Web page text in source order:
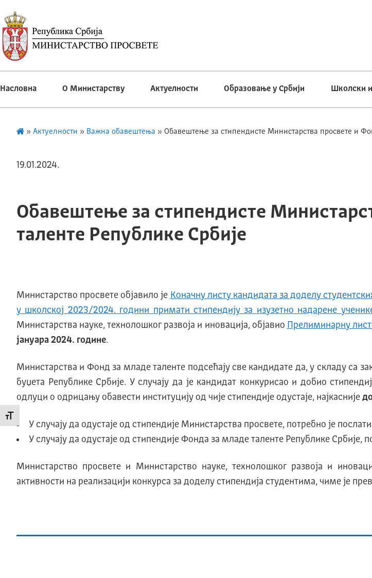
Промени величину слова
Насловна О Министарству Актуелности Образовање у Србији Школски
» Актуелности » Важна обавештења » Обавештење за стипендисте Министарства просвете и
19.01.2024.
Обавештење за стипендисте
таленте Републике Србије
Министарство просвете објавило је Коначну листу кандидата за доделу
у школској 2023/2024. години примати стипендију за изузетно надарене
Министарства науке, технолошког развоја и иновација, објавио Прелиминарну
јануара 2024. године.
Министарства и Фонд за младе таленте подсећају све кандидате да, у складу са
буџета Републике Србије. У случају да је кандидат конкурисао и добио
одлуци о одрицању обавести институцију од чије стипендије одустаје, најкасније
У случају да одустаје од стипендије Министарства просвете, потребно је
У случају да одустаје од стипендије Фонда за младе таленте Републике Србије,
Министарство просвете и Министарство науке, технолошког развоја и
активности на реализацији конкурса за доделу стипендија студентима, чиме је